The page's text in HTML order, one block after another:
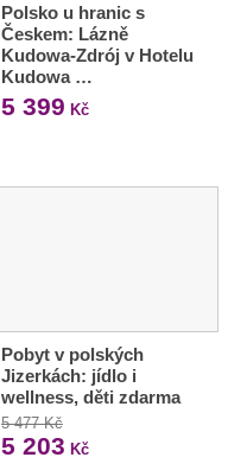
Polsko u hranic s
Českem: Lázně
Kudowa-Zdrój v Hotelu
Kudowa …
5 399 Kč
Pobyt v polských
Jizerkách: jídlo i
wellness, děti zdarma
5 477 Kč
5 203 Kč